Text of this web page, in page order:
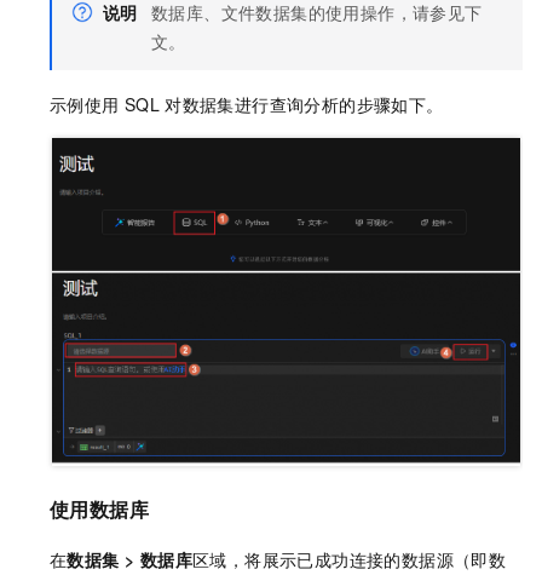
说明 数据库、文件数据集的使用操作，请参见下
文。
示例使用 SQL 对数据集进行查询分析的步骤如下。
使用数据库
在数据集 > 数据库区域，将展示已成功连接的数据源（即数